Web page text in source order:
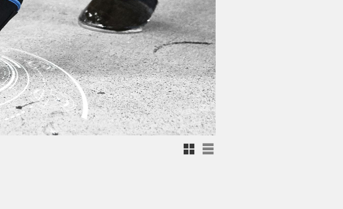
Rutnätsvy
Listvy